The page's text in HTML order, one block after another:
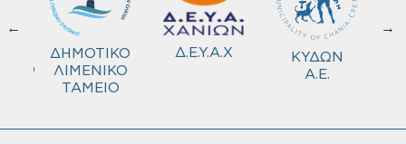
←
ΔΗΜΟΤΙΚΟ
ΛΙΜΕΝΙΚΟ
ΤΑΜΕΙΟ
Δ.Ε.Υ.Α.Χ
ΚΥΔΩΝ
Α.Ε.
→